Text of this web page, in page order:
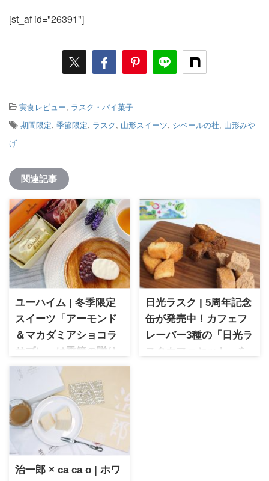
[st_af id="26391"]
-実食レビュー, ラスク・パイ菓子
-期間限定, 季節限定, ラスク, 山形スイーツ, シベールの杜, 山形みや
げ
関連記事
ユーハイム | 冬季限定
スイーツ「アーモンド
＆マカダミアショコラ
サブレ」は季節の贈り
物におすすめ
ユーハイム 期間限定スイーツ
「アーモンド＆マカダミアシ
ョコラサブレ」をご紹介。香
ばしいナッツと濃厚チョコレ
ートの組み合わせが楽しめる
贅沢な一品です。
日光ラスク | 5周年記念
缶が発売中！カフェフ
レーバー3種の「日光ラ
スクカフェセット」を
治一郎 × ca ca o | ホワ